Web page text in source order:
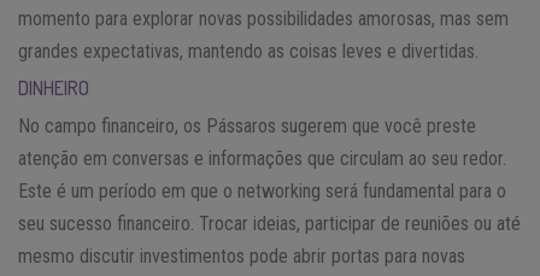
momento para explorar novas possibilidades amorosas, mas sem
grandes expectativas, mantendo as coisas leves e divertidas.
DINHEIRO
No campo financeiro, os Pássaros sugerem que você preste
atenção em conversas e informações que circulam ao seu redor.
Este é um período em que o networking será fundamental para o
seu sucesso financeiro. Trocar ideias, participar de reuniões ou até
mesmo discutir investimentos pode abrir portas para novas